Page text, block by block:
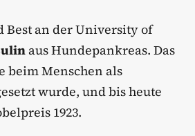
Best an der University of
aus Hundepankreas. Das
beim Menschen als
wurde, und bis heute
1923.